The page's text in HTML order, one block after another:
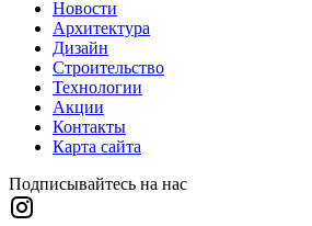
Новости
Архитектура
Дизайн
Строительство
Технологии
Акции
Контакты
Карта сайта
Подписывайтесь на нас